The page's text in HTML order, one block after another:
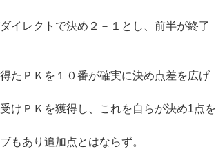
イレクトで決め２－１とし、前半が終了
たＰＫを１０番が確実に決め点差を広げ
けＰＫを獲得し、これを自らが決め1点を
もあり追加点とはならず。